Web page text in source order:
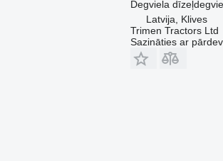
Degviela
Latvija, Klives
Trimen Tractors Ltd
Sazināties ar